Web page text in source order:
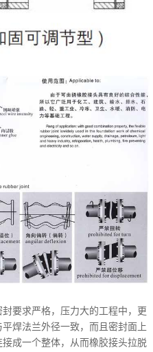
要求严格，压力大的工程中，更
焊法兰外径一致，而且密封面上
成一个整体，从而橡胶接头拉脱